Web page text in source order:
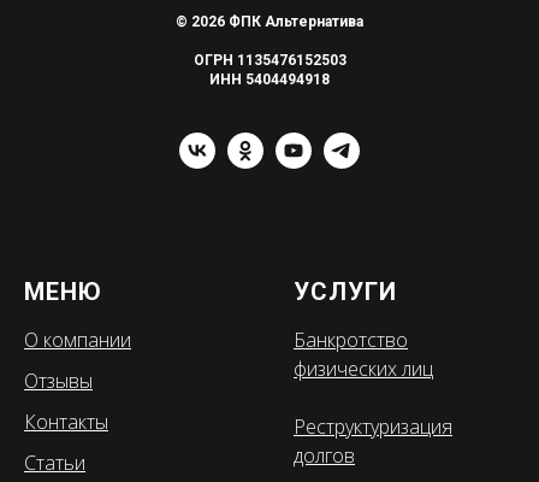
© 2026 ФПК Альтернатива
ОГРН 1135476152503
ИНН 5404494918
МЕНЮ
О компании
Отзывы
Контакты
Статьи
УСЛУГИ
Банкротство
физических лиц
Реструктуризация
долгов